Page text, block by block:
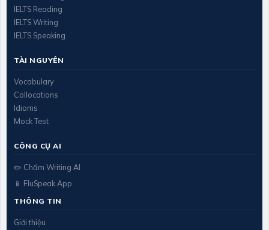
IELTS Reading
IELTS Writing
IELTS Speaking
TÀI NGUYÊN
Vocabulary
Collocations
Idioms
Mock Test
CÔNG CỤ AI
✏️ Chấm Writing AI
📱 FluSpeak App
THÔNG TIN
Giới thiệu